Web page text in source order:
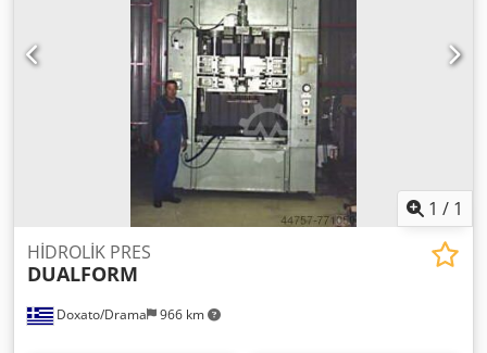
1 / 1
Doxato/Drama 966 km
HİDROLİK PRES
DUALFORM